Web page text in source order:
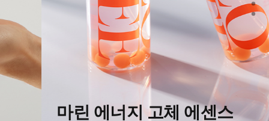
마린 에너지 고체 에센스